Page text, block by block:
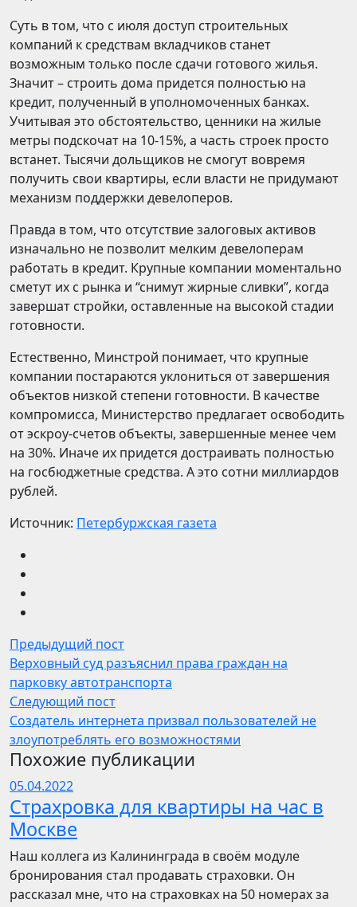
Суть в том, что с июля доступ строительных
компаний к средствам вкладчиков станет
возможным только после сдачи готового жилья.
Значит – строить дома придется полностью на
кредит, полученный в уполномоченных банках.
Учитывая это обстоятельство, ценники на жилые
метры подскочат на 10-15%, а часть строек просто
встанет. Тысячи дольщиков не смогут вовремя
получить свои квартиры, если власти не придумают
механизм поддержки девелоперов.
Правда в том, что отсутствие залоговых активов
изначально не позволит мелким девелоперам
работать в кредит. Крупные компании моментально
сметут их с рынка и “снимут жирные сливки”, когда
завершат стройки, оставленные на высокой стадии
готовности.
Естественно, Минстрой понимает, что крупные
компании постараются уклониться от завершения
объектов низкой степени готовности. В качестве
компромисса, Министерство предлагает освободить
от эскроу-счетов объекты, завершенные менее чем
на 30%. Иначе их придется достраивать полностью
на госбюджетные средства. А это сотни миллиардов
рублей.
Источник: Петербуржская газета
Предыдущий пост
Верховный суд разъяснил права граждан на
парковку автотранспорта
Следующий пост
Создатель интернета призвал пользователей не
злоупотреблять его возможностями
Похожие публикации
05.04.2022
Страхровка для квартиры на час в
Москве
Наш коллега из Калининграда в своём модуле
бронирования стал продавать страховки. Он
рассказал мне, что на страховках на 50 номерах за